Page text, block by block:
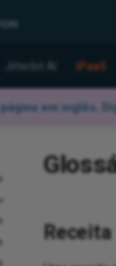
Jitterbit AI iPaaS
página em inglês
Receita